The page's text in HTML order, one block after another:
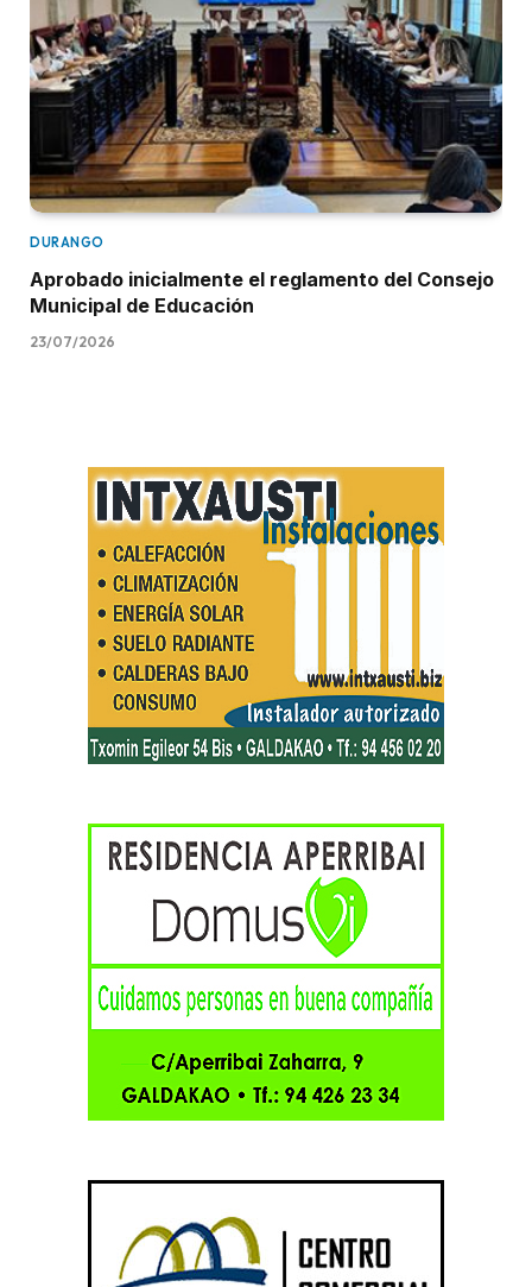
DURANGO
Aprobado inicialmente el reglamento del Consejo
Municipal de Educación
23/07/2026